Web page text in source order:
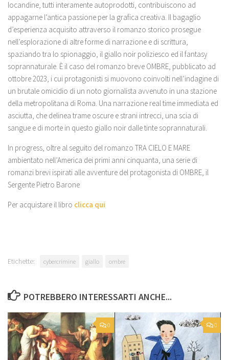
locandine, tutti interamente autoprodotti, contribuiscono ad
appagarne l’antica passione per la grafica creativa. Il bagaglio
d’esperienza acquisito attraverso il romanzo storico prosegue
nell’esplorazione di altre forme di narrazione e di scrittura,
spaziando tra lo spionaggio, il giallo noir poliziesco ed il fantasy
soprannaturale. È il caso del romanzo breve OMBRE, pubblicato ad
ottobre 2023, i cui protagonisti si muovono coinvolti nell’indagine di
un brutale omicidio di un noto giornalista avvenuto in una stazione
della metropolitana di Roma. Una narrazione real time immediata ed
asciutta, che delinea trame oscure e strani intrecci, una scia di
sangue e di morte in questo giallo noir dalle tinte soprannaturali.
In progress, oltre al seguito del romanzo TRA CIELO E MARE
ambientato nell’America dei primi anni cinquanta, una serie di
romanzi brevi ispirati alle avventure del protagonista di OMBRE, il
Sergente Pietro Barone
Per acquistare il libro clicca qui
Etichette: cybercrimine giallo ombre
POTREBBERO INTERESSARTI ANCHE...
0 0